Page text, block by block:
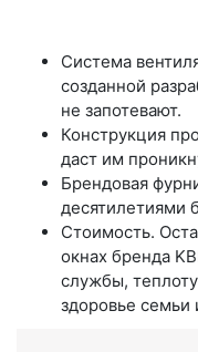
Система
созданной
не запотевают.
Конструкция
даст им
Брендовая
десятилетиями
Стоимость.
окнах бренда
службы,
здоровье семьи